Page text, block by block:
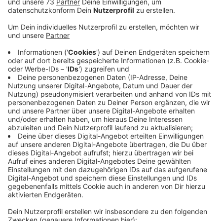
Autofahrer stand unter Alkohol- und
Drogeneinfluss
Anzeige
Auf der N35 in Enschede war er einem
niederländischen Streifenwagen durch seine
gefährliche Fahrweise aufgefallen und sollte
kontrolliert werden. Der 19jährige haute über die
Grenze ab und weiter über die B54. Auf der Laubstiege
in Gronau wurde er dann von deutschen und
niederländischen Polizeibeamten gestoppt. Der junge
und hat keinen Führerschein.